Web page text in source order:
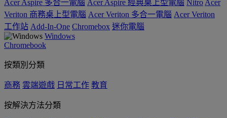
Acer Aspire 多合一電腦 Acer Aspire 經典桌上型電腦 Nitro Acer
Veriton 商務桌上型電腦 Acer Veriton 多合一電腦 Acer Veriton
工作站 Add-In-One Chromebox 迷你電腦
Windows
Chromebook
按類別分類
商務 雲端遊戲 日常工作 教育
按解決方法分類